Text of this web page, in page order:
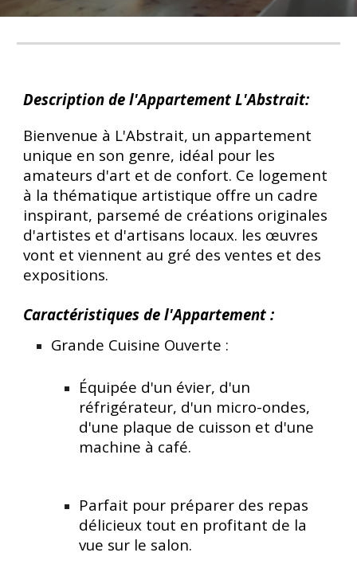
Description de l'Appartement L'Abstrait:
Bienvenue à L'Abstrait, un appartement
unique en son genre, idéal pour les
amateurs d'art et de confort. Ce logement
à la thématique artistique offre un cadre
inspirant, parsemé de créations originales
d'artistes et d'artisans locaux. les œuvres
vont et viennent au gré des ventes et des
expositions.
Caractéristiques de l'Appartement :
Grande Cuisine Ouverte :
Équipée d'un évier, d'un
réfrigérateur, d'un micro-ondes,
d'une plaque de cuisson et d'une
machine à café.
Parfait pour préparer des repas
délicieux tout en profitant de la
vue sur le salon.